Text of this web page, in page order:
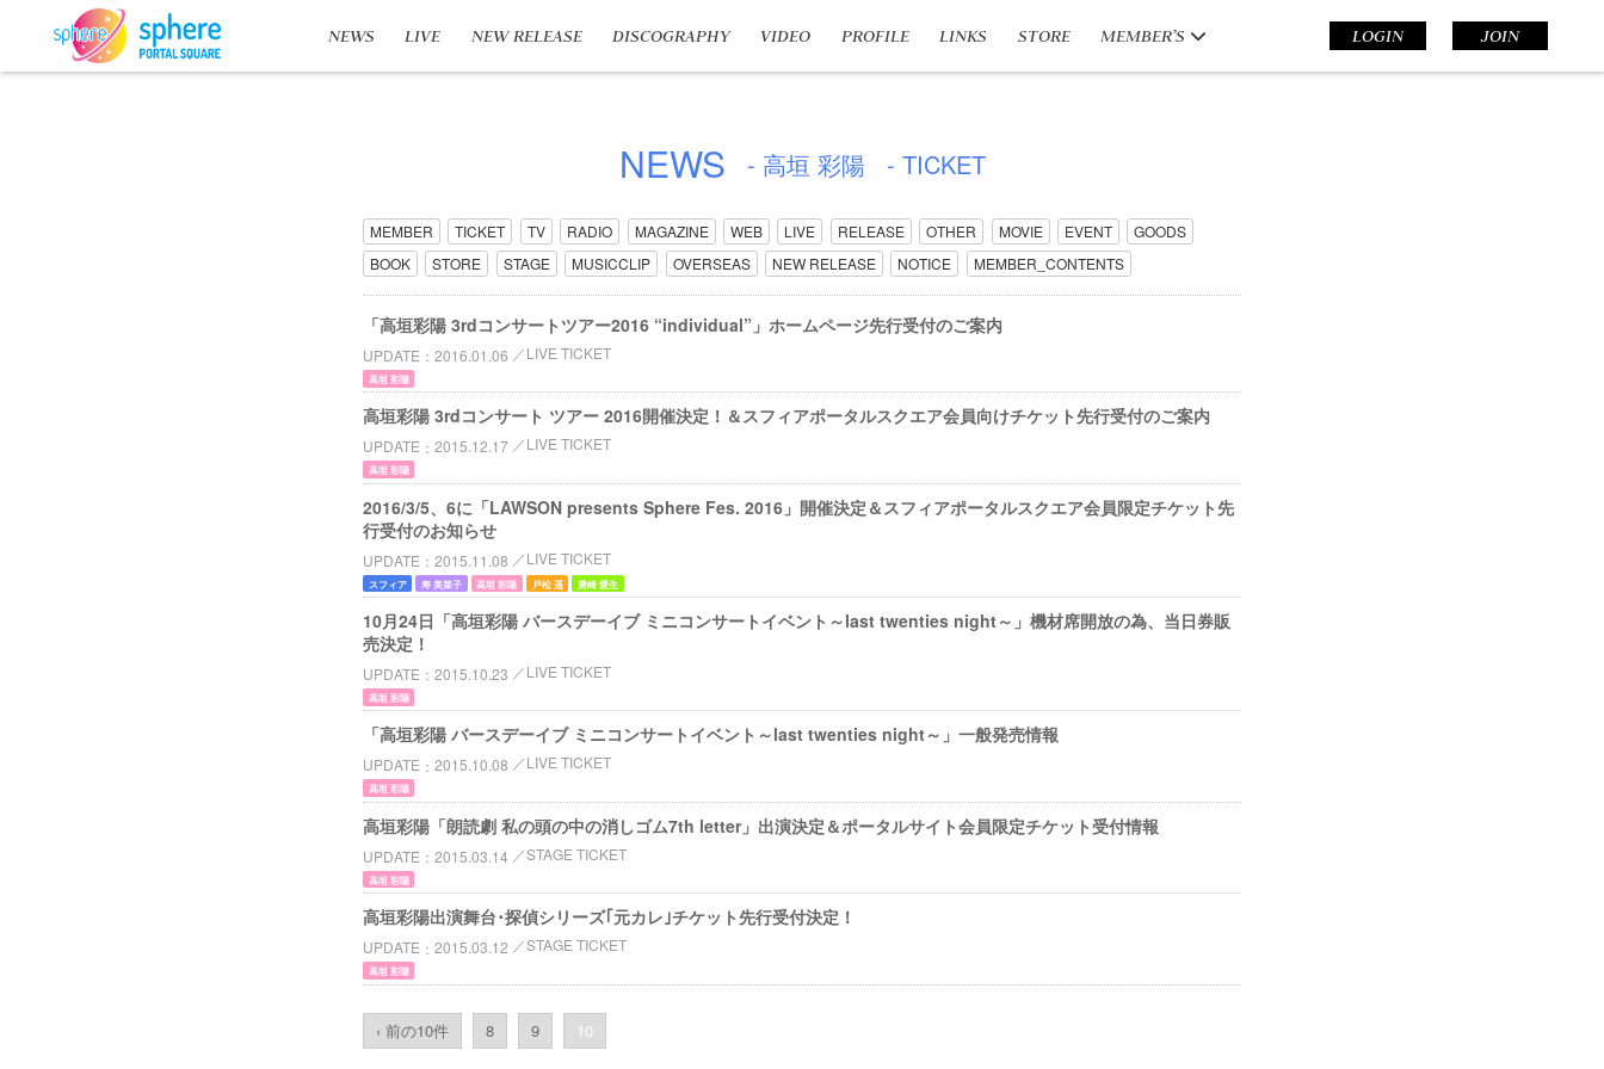
NEWS LIVE NEW RELEASE DISCOGRAPHY VIDEO PROFILE LINKS STORE MEMBER’S LOGIN JOIN
NEWS - 高垣 彩陽 - TICKET
MEMBER TICKET TV RADIO MAGAZINE WEB LIVE RELEASE OTHER MOVIE EVENT
GOODS
BOOK
STORE STAGE MUSICCLIP OVERSEAS NEW RELEASE NOTICE MEMBER_CONTENTS
「高垣彩陽 3rdコンサートツアー2016 “individual”」ホームページ先行受付のご案内
UPDATE 2016.01.06 LIVE TICKET
高垣 彩陽
高垣彩陽 3rdコンサート ツアー 2016開催決定！＆スフィアポータルスクエア会員向けチケット先行受付のご案内
UPDATE 2015.12.17 LIVE TICKET
高垣 彩陽
2016/3/5、6に「LAWSON presents Sphere Fes. 2016」開催決定＆スフィアポータルスクエア会員限定チケット先
行受付のお知らせ
UPDATE 2015.11.08 LIVE TICKET
スフィア 寿 美菜子 高垣 彩陽 戸松 遥 豊崎 愛生
10月24日「高垣彩陽 バースデーイブ ミニコンサートイベント～last twenties night～」機材席開放の為、当日券販
売決定！
UPDATE 2015.10.23 LIVE TICKET
高垣 彩陽
「高垣彩陽 バースデーイブ ミニコンサートイベント～last twenties night～」一般発売情報
UPDATE 2015.10.08 LIVE TICKET
高垣 彩陽
高垣彩陽「朗読劇 私の頭の中の消しゴム7th letter」出演決定＆ポータルサイト会員限定チケット受付情報
UPDATE 2015.03.14 STAGE TICKET
高垣 彩陽
高垣彩陽出演舞台･探偵シリーズ｢元カレ｣チケット先行受付決定！
UPDATE 2015.03.12 STAGE TICKET
高垣 彩陽
‹ 前の10件 8 9 10